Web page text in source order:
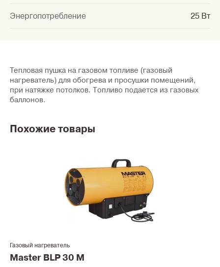
Энергопотребление 25 Вт
Тепловая пушка на газовом топливе (газовый
нагреватель) для обогрева и просушки помещений,
при натяжке потолков. Топливо подается из газовых
баллонов.
Похожие товары
Газовый нагреватель
Master BLP 30 M